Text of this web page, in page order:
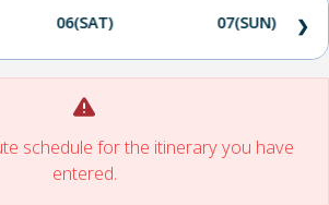
06(SAT) 07(SUN) ❯
schedule for the itinerary you have
entered.